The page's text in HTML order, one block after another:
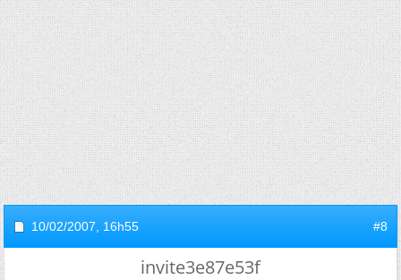
10/02/2007, 16h55 #8
invite3e87e53f